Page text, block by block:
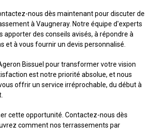
nous dès maintenant pour discuter de
à Vaugneray. Notre équipe d'experts
apporter des conseils avisés, à répondre à
et à vous fournir un devis personnalisé.
Bissuel pour transformer votre vision
est notre priorité absolue, et nous
offrir un service irréprochable, du début à
cette opportunité. Contactez-nous dès
comment nos terrassements par